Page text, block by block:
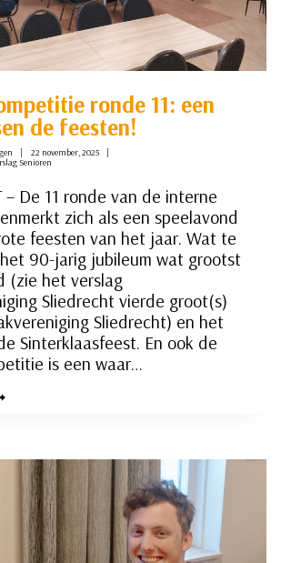
ronde 11: een
de feesten!
22 november, 2025
Senioren
– De 11 ronde van de interne
zich als een speelavond
feesten van het jaar. Wat te
90-jarig jubileum wat grootst
(zie het verslag
Sliedrecht vierde groot(s)
Sliedrecht) en het
Sinterklaasfeest. En ook de
is een waar…